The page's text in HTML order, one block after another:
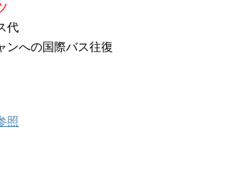
代
ンへの国際バス往復
照